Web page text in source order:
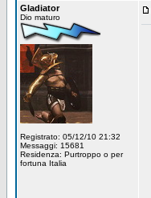
Gladiator
Dio maturo
Registrato: 05/12/10 21:32
Messaggi: 15681
Residenza: Purtroppo o per
fortuna Italia